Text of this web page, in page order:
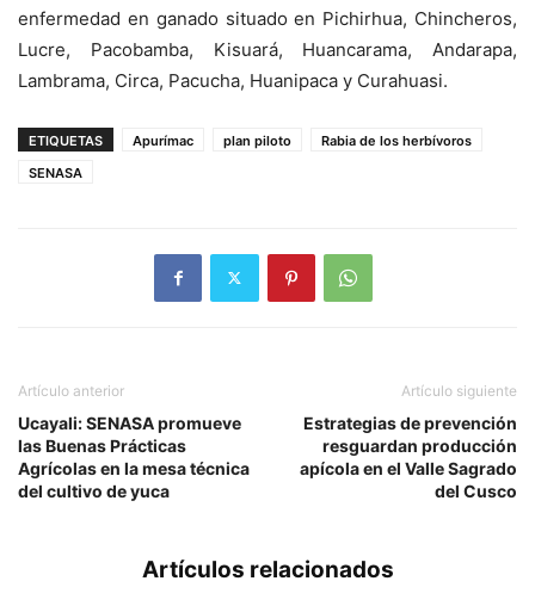
enfermedad en ganado situado en Pichirhua, Chincheros,
Lucre, Pacobamba, Kisuará, Huancarama, Andarapa,
Lambrama, Circa, Pacucha, Huanipaca y Curahuasi.
ETIQUETAS Apurímac plan piloto
Rabia de los herbívoros
SENASA
Artículo anterior
Ucayali: SENASA promueve
las Buenas Prácticas
Agrícolas en la mesa técnica
del cultivo de yuca
Artículo siguiente
Estrategias de prevención
resguardan producción
apícola en el Valle Sagrado
del Cusco
Artículos relacionados